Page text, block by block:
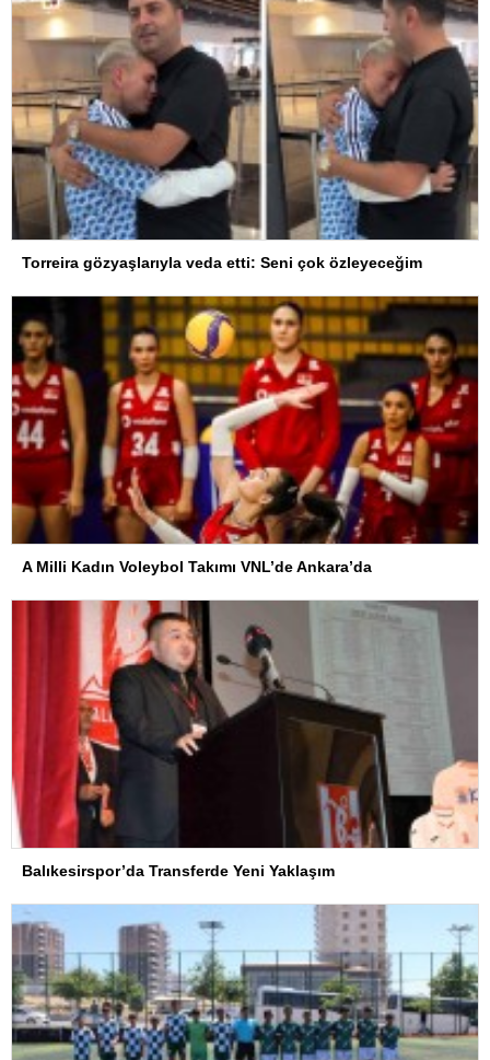
Torreira gözyaşlarıyla veda etti: Seni çok özleyeceğim
A Milli Kadın Voleybol Takımı VNL’de Ankara’da
Balıkesirspor’da Transferde Yeni Yaklaşım